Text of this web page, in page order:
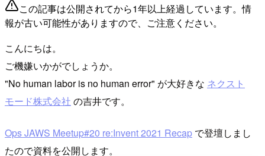
この記事は公開されてから1年以上経過しています。情
報が古い可能性がありますので、ご注意ください。
こんにちは。
ご機嫌いかがでしょうか。
"No human labor is no human error" が大好きな ネクスト
モード株式会社 の吉井です。
Ops JAWS Meetup#20 re:Invent 2021 Recap で登壇しまし
たので資料を公開します。